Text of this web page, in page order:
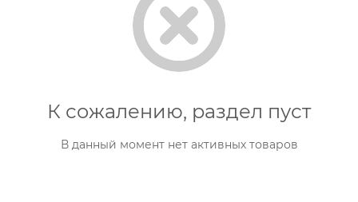
К сожалению, раздел пуст
В данный момент нет активных товаров